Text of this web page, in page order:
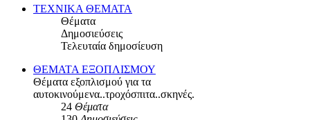
δημοσίευσης
ΤΕΧΝΙΚΑ ΘΕΜΑΤΑ
Θέματα
Δημοσιεύσεις
Τελευταία δημοσίευση
ΘΕΜΑΤΑ ΕΞΟΠΛΙΣΜΟΥ
Θέματα εξοπλισμού για τα
αυτοκινούμενα..τροχόσπιτα..σκηνές.
24 Θέματα